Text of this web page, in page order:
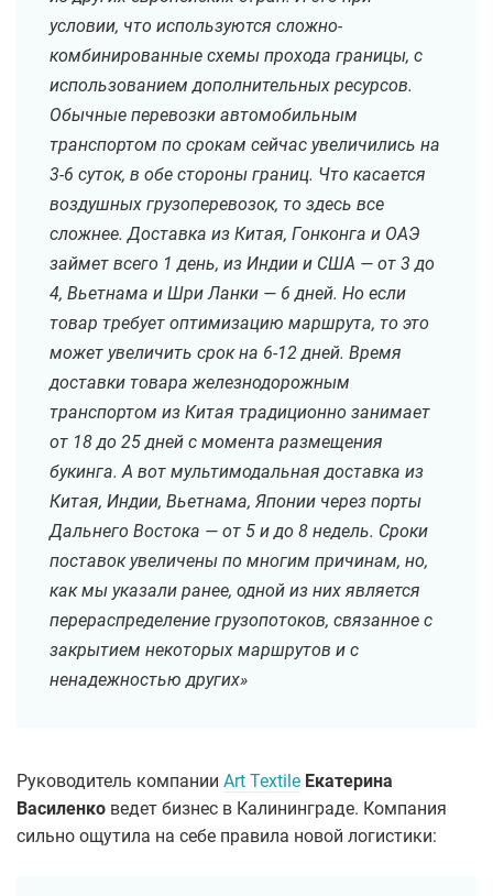
условии, что используются сложно-
комбинированные схемы прохода границы, с
использованием дополнительных ресурсов.
Обычные перевозки автомобильным
транспортом по срокам сейчас увеличились на
3-6 суток, в обе стороны границ. Что касается
воздушных грузоперевозок, то здесь все
сложнее. Доставка из Китая, Гонконга и ОАЭ
займет всего 1 день, из Индии и США — от 3 до
4, Вьетнама и Шри Ланки — 6 дней. Но если
товар требует оптимизацию маршрута, то это
может увеличить срок на 6-12 дней. Время
доставки товара железнодорожным
транспортом из Китая традиционно занимает
от 18 до 25 дней с момента размещения
букинга. А вот мультимодальная доставка из
Китая, Индии, Вьетнама, Японии через порты
Дальнего Востока — от 5 и до 8 недель. Сроки
поставок увеличены по многим причинам, но,
как мы указали ранее, одной из них является
перераспределение грузопотоков, связанное с
закрытием некоторых маршрутов и с
ненадежностью других»
Руководитель компании Art Textile Екатерина
Василенко ведет бизнес в Калининграде. Компания
сильно ощутила на себе правила новой логистики: